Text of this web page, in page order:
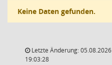
Keine Daten gefunden.
Letzte Änderung: 05.08.2026
19:03:28